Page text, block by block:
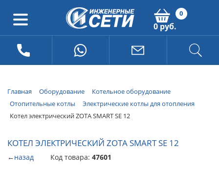
0
0 руб.
Главная Оборудование
Котельное оборудование
Отопительные котлы
Электрические котлы для отопления
Котел электрический ZOTA SMART SE 12
КОТЕЛ ЭЛЕКТРИЧЕСКИЙ ZOTA SMART SE 12
←назад Код товара: 47601